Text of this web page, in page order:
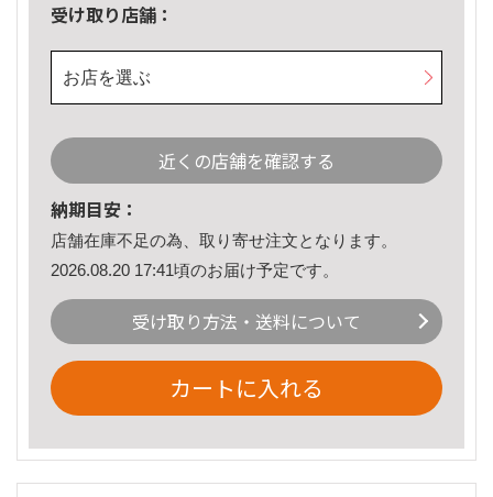
受け取り店舗：
お店を選ぶ
近くの店舗を確認する
納期目安：
店舗在庫不足の為、取り寄せ注文となります。
2026.08.20 17:41頃のお届け予定です。
受け取り方法・送料について
カートに入れる